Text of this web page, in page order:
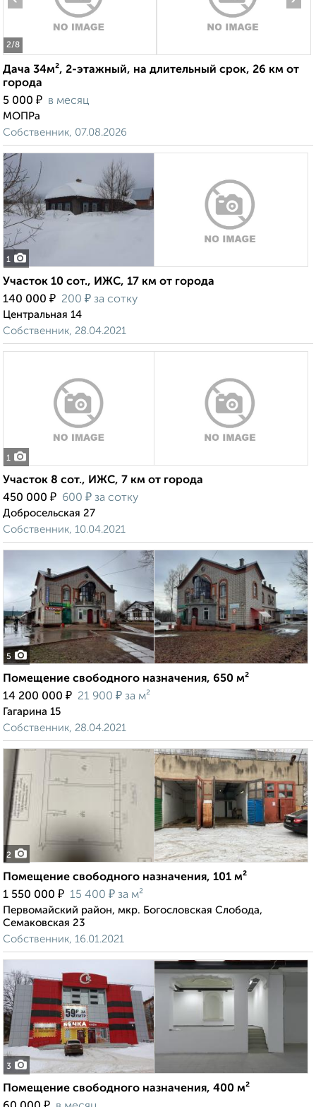
2/8
Дача 34м², 2-этажный, на длительный срок, 26 км от
города
5 000 ₽ в месяц
МОПРа
Собственник, 07.08.2026
1
Участок 10 сот., ИЖС, 17 км от города
140 000 ₽ 200 ₽ за сотку
Центральная 14
Собственник, 28.04.2021
1
Участок 8 сот., ИЖС, 7 км от города
450 000 ₽ 600 ₽ за сотку
Добросельская 27
Собственник, 10.04.2021
5
Помещение свободного назначения, 650 м²
14 200 000 ₽ 21 900 ₽ за м²
Гагарина 15
Собственник, 28.04.2021
2
Помещение свободного назначения, 101 м²
1 550 000 ₽ 15 400 ₽ за м²
Первомайский район, мкр. Богословская Слобода,
Семаковская 23
Собственник, 16.01.2021
3
Помещение свободного назначения, 400 м²